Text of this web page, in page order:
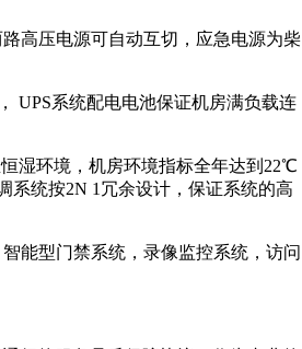
高压电源可自动互切，应急电源为柴
UPS系统配电电池保证机房满负载连
湿环境，机房环境指标全年达到22℃
系统按2N 1冗余设计，保证系统的高
能型门禁系统，录像监控系统，访问